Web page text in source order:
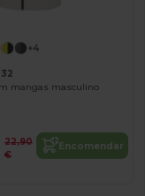
+4
mangas masculino
22,90
€
Encomendar